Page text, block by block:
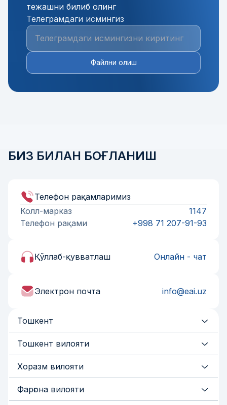
тежашни билиб олинг
Телеграмдаги исмингиз
Файлни олиш
БИЗ БИЛАН БОҒЛАНИШ
Телефон рақамларимиз
Колл-марказ
1147
Телефон рақами
+998 71 207-91-93
Қўллаб-қувватлаш Онлайн - чат
Электрон почта info@eai.uz
Тошкент
Тошкент вилояти
Хоразм вилояти
Фарғона вилояти